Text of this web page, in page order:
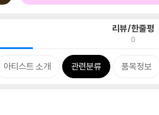
리뷰/한줄평
0
아티스트 소개 관련분류 품목정보